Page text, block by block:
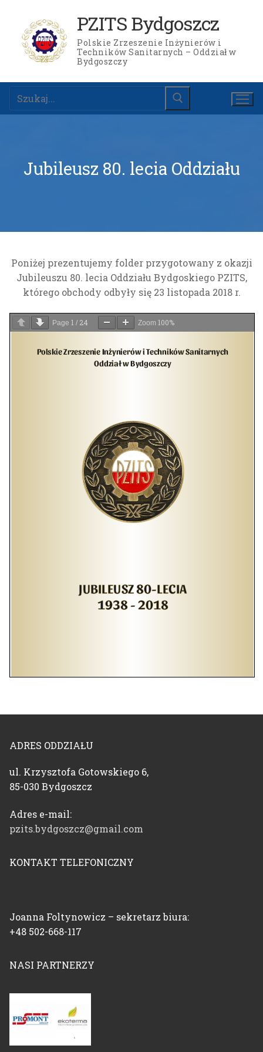
treści
PZITS Bydgoszcz
Polskie Zrzeszenie Inżynierów i
Techników Sanitarnych – Oddział w
Bydgoszczy
Szukaj:
Ogłoszenia
O nas
Historia naszego Oddziału
Kronika
Odznaczenia honorowe PZITS
Medal im. prof. Zygmunta Rudolfa
Szkolenia i egzaminy
Komisja Kwalifikacyjna
Kontakt
Jubileusz 80. lecia Oddziału
Poniżej prezentujemy folder przygotowany z okazji
Jubileuszu 80. lecia Oddziału Bydgoskiego PZITS,
którego obchody odbyły się 23 listopada 2018 r.
Page 1 / 24 Zoom 100%
ADRES ODDZIAŁU
ul. Krzysztofa Gotowskiego 6,
85-030 Bydgoszcz
Adres e-mail:
pzits.bydgoszcz@gmail.com
KONTAKT TELEFONICZNY
Joanna Foltynowicz – sekretarz biura:
+48 502-668-117
NASI PARTNERZY